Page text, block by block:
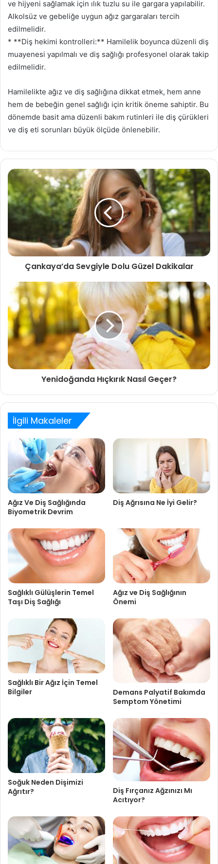
ve hijyeni sağlamak için ılık tuzlu su ile gargara yapılabilir.
Alkolsüz ve gebeliğe uygun ağız gargaraları tercih
edilmelidir.
* **Diş hekimi kontrolleri:** Hamilelik boyunca düzenli diş
muayenesi yapılmalı ve diş sağlığı profesyonel olarak takip
edilmelidir.
Hamilelikte ağız ve diş sağlığına dikkat etmek, hem anne
hem de bebeğin genel sağlığı için kritik öneme sahiptir. Bu
dönemde basit ama düzenli bakım rutinleri ile diş çürükleri
ve diş eti sorunları büyük ölçüde önlenebilir.
Çankaya’da Sevgiyle Dolu Güzel Dakikalar
Yenidoğanda Hıçkırık Nasıl Geçer?
İlgili Makaleler
Ağız Ve Diş Sağlığında
Biyometrik Devrim
Diş Ağrısına Ne İyi Gelir?
Sağlıklı Gülüşlerin Temel
Taşı Diş Sağlığı
Ağız ve Diş Sağlığının
Önemi
Sağlıklı Bir Ağız İçin Temel
Bilgiler
Demans Palyatif Bakımda
Semptom Yönetimi
Soğuk Neden Dişimizi
Ağrıtır?
Diş Fırçanız Ağzınızı Mı
Acıtıyor?